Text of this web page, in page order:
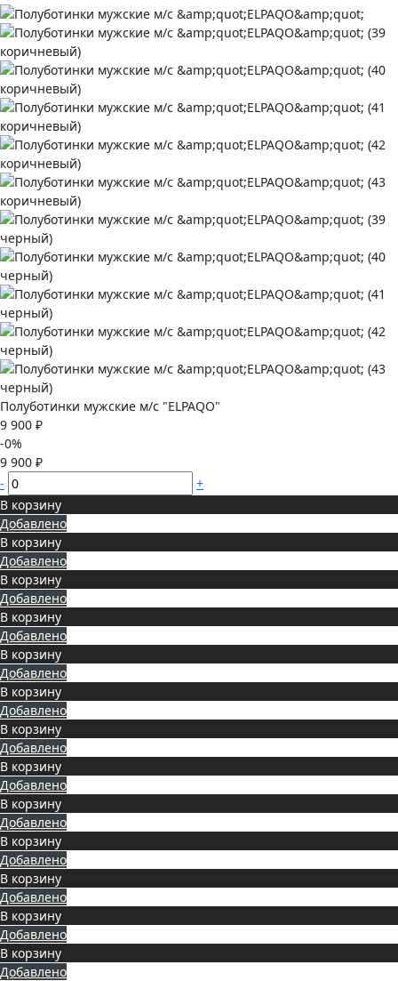
Полуботинки мужские м/с "ELPAQO"
9 900 ₽
-0%
9 900 ₽
-
+
В корзину
Добавлено
В корзину
Добавлено
В корзину
Добавлено
В корзину
Добавлено
В корзину
Добавлено
В корзину
Добавлено
В корзину
Добавлено
В корзину
Добавлено
В корзину
Добавлено
В корзину
Добавлено
В корзину
Добавлено
В корзину
Добавлено
В корзину
Добавлено